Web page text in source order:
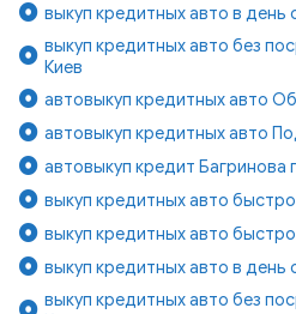
выкуп кредитных авто в
выкуп кредитных авто без
Киев
автовыкуп кредитных авто
автовыкуп кредитных авто
автовыкуп кредит Багринова
выкуп кредитных авто
выкуп кредитных авто
выкуп кредитных авто в день
выкуп кредитных авто без